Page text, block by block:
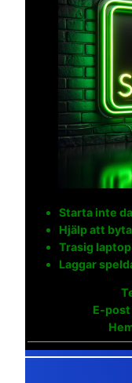
Starta inte
Hjälp att
Trasig laptop
Laggar
E-post